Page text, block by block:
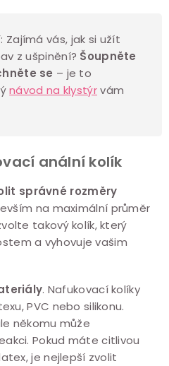
: Zajímá vás, jak si užít
z ušpinění? Šoupněte
se – je to
návod na klystýrvám
anální kolík
správné rozměry
na maximální průměr
takový kolík, který
a vyhovuje vašim
. Nafukovací kolíky
PVC nebo silikonu.
někomu může
Pokud máte citlivou
je nejlepší zvolit